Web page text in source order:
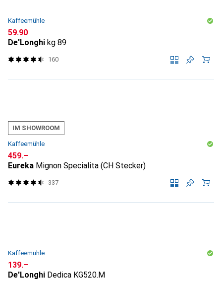
Kaffeemühle
CHF
59.90
De'Longhi kg 89
160
IM SHOWROOM
Kaffeemühle
CHF
459.–
Eureka Mignon Specialita (CH Stecker)
337
Kaffeemühle
CHF
139.–
De'Longhi Dedica KG520.M